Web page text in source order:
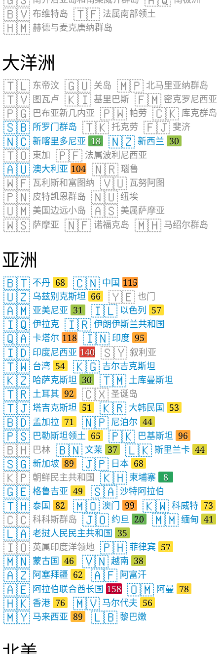
🇧🇻 布维特岛 🇹🇫 法属南部领土
🇭🇲 赫德与麦克唐纳群岛
大洋洲
🇹🇱 东帝汶 🇬🇺 关岛 🇲🇵 北马里亚纳群岛
🇹🇻 图瓦卢 🇰🇮 基里巴斯 🇫🇲 密克罗尼西亚
🇵🇬 巴布亚新几内亚 🇵🇼 帕劳 🇨🇰 库克群岛
🇸🇧 所罗门群岛 🇹🇰 托克劳 🇫🇯 斐济
🇳🇨 新喀里多尼亚 18 🇳🇿 新西兰 30
🇹🇴 東加 🇵🇫 法属波利尼西亚
🇦🇺 澳大利亚 104 🇳🇷 瑙鲁
🇼🇫 瓦利斯和富图纳 🇻🇺 瓦努阿图
🇵🇳 皮特凯恩群岛 🇳🇺 纽埃
🇺🇲 美国边远小岛 🇦🇸 美属萨摩亚
🇼🇸 萨摩亚 🇳🇫 诺福克岛 🇲🇭 马绍尔群岛
亚洲
🇧🇹 不丹 68 🇨🇳 中国 115
🇺🇿 乌兹别克斯坦 66 🇾🇪 也门
🇦🇲 亚美尼亚 31 🇮🇱 以色列 57
🇮🇶 伊拉克 🇮🇷 伊朗伊斯兰共和国
🇶🇦 卡塔尔 118 🇮🇳 印度 95
🇮🇩 印度尼西亚 140 🇸🇾 叙利亚
🇹🇼 台湾 54 🇰🇬 吉尔吉克斯坦
🇰🇿 哈萨克斯坦 30 🇹🇲 土库曼斯坦
🇹🇷 土耳其 92 🇨🇽 圣诞岛
🇹🇯 塔吉克斯坦 51 🇰🇷 大韩民国 53
🇧🇩 孟加拉 71 🇳🇵 尼泊尔 44
🇵🇸 巴勒斯坦领土 65 🇵🇰 巴基斯坦 96
🇧🇭 巴林 🇧🇳 文莱 37 🇱🇰 斯里兰卡 44
🇸🇬 新加坡 89 🇯🇵 日本 68
🇰🇵 朝鲜民主共和国 🇰🇭 柬埔寨 8
🇬🇪 格鲁吉亚 49 🇸🇦 沙特阿拉伯
🇹🇭 泰国 82 🇲🇴 澳门 99 🇰🇼 科威特 73
🇨🇨 科科斯群岛 🇯🇴 约旦 20 🇲🇲 缅甸 41
🇱🇦 老挝人民民主共和国 35
🇮🇴 英属印度洋领地 🇵🇭 菲律宾 57
🇲🇳 蒙古国 46 🇻🇳 越南 38
🇦🇿 阿塞拜疆 62 🇦🇫 阿富汗
🇦🇪 阿拉伯联合酋长国 158 🇴🇲 阿曼 78
🇭🇰 香港 76 🇲🇻 马尔代夫 56
🇲🇾 马来西亚 89 🇱🇧 黎巴嫩